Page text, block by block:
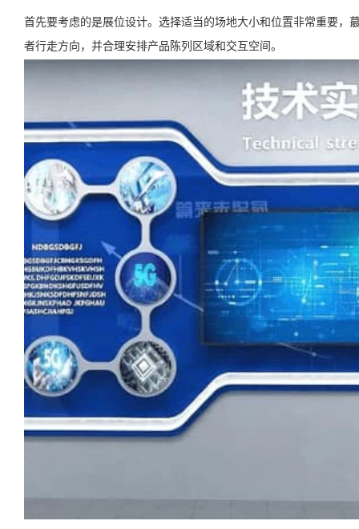
首先要考虑的是展位设计。选择适当的场地大小和位置非常重要
者行走方向，并合理安排产品陈列区域和交互空间。